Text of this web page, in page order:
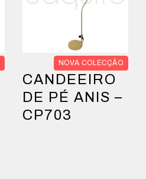
NOVA COLECÇÃO
CANDEEIRO
DE PÉ ANIS –
CP703